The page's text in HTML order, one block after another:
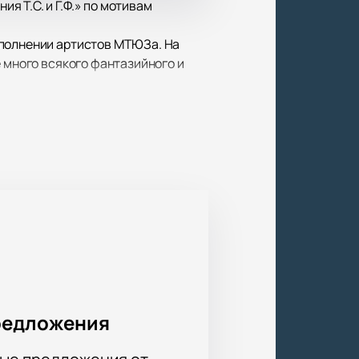
Т.С. и Г.Ф.» по мотивам
артистов МТЮЗа. На
всякого фантазийного и
послушания и озорства,